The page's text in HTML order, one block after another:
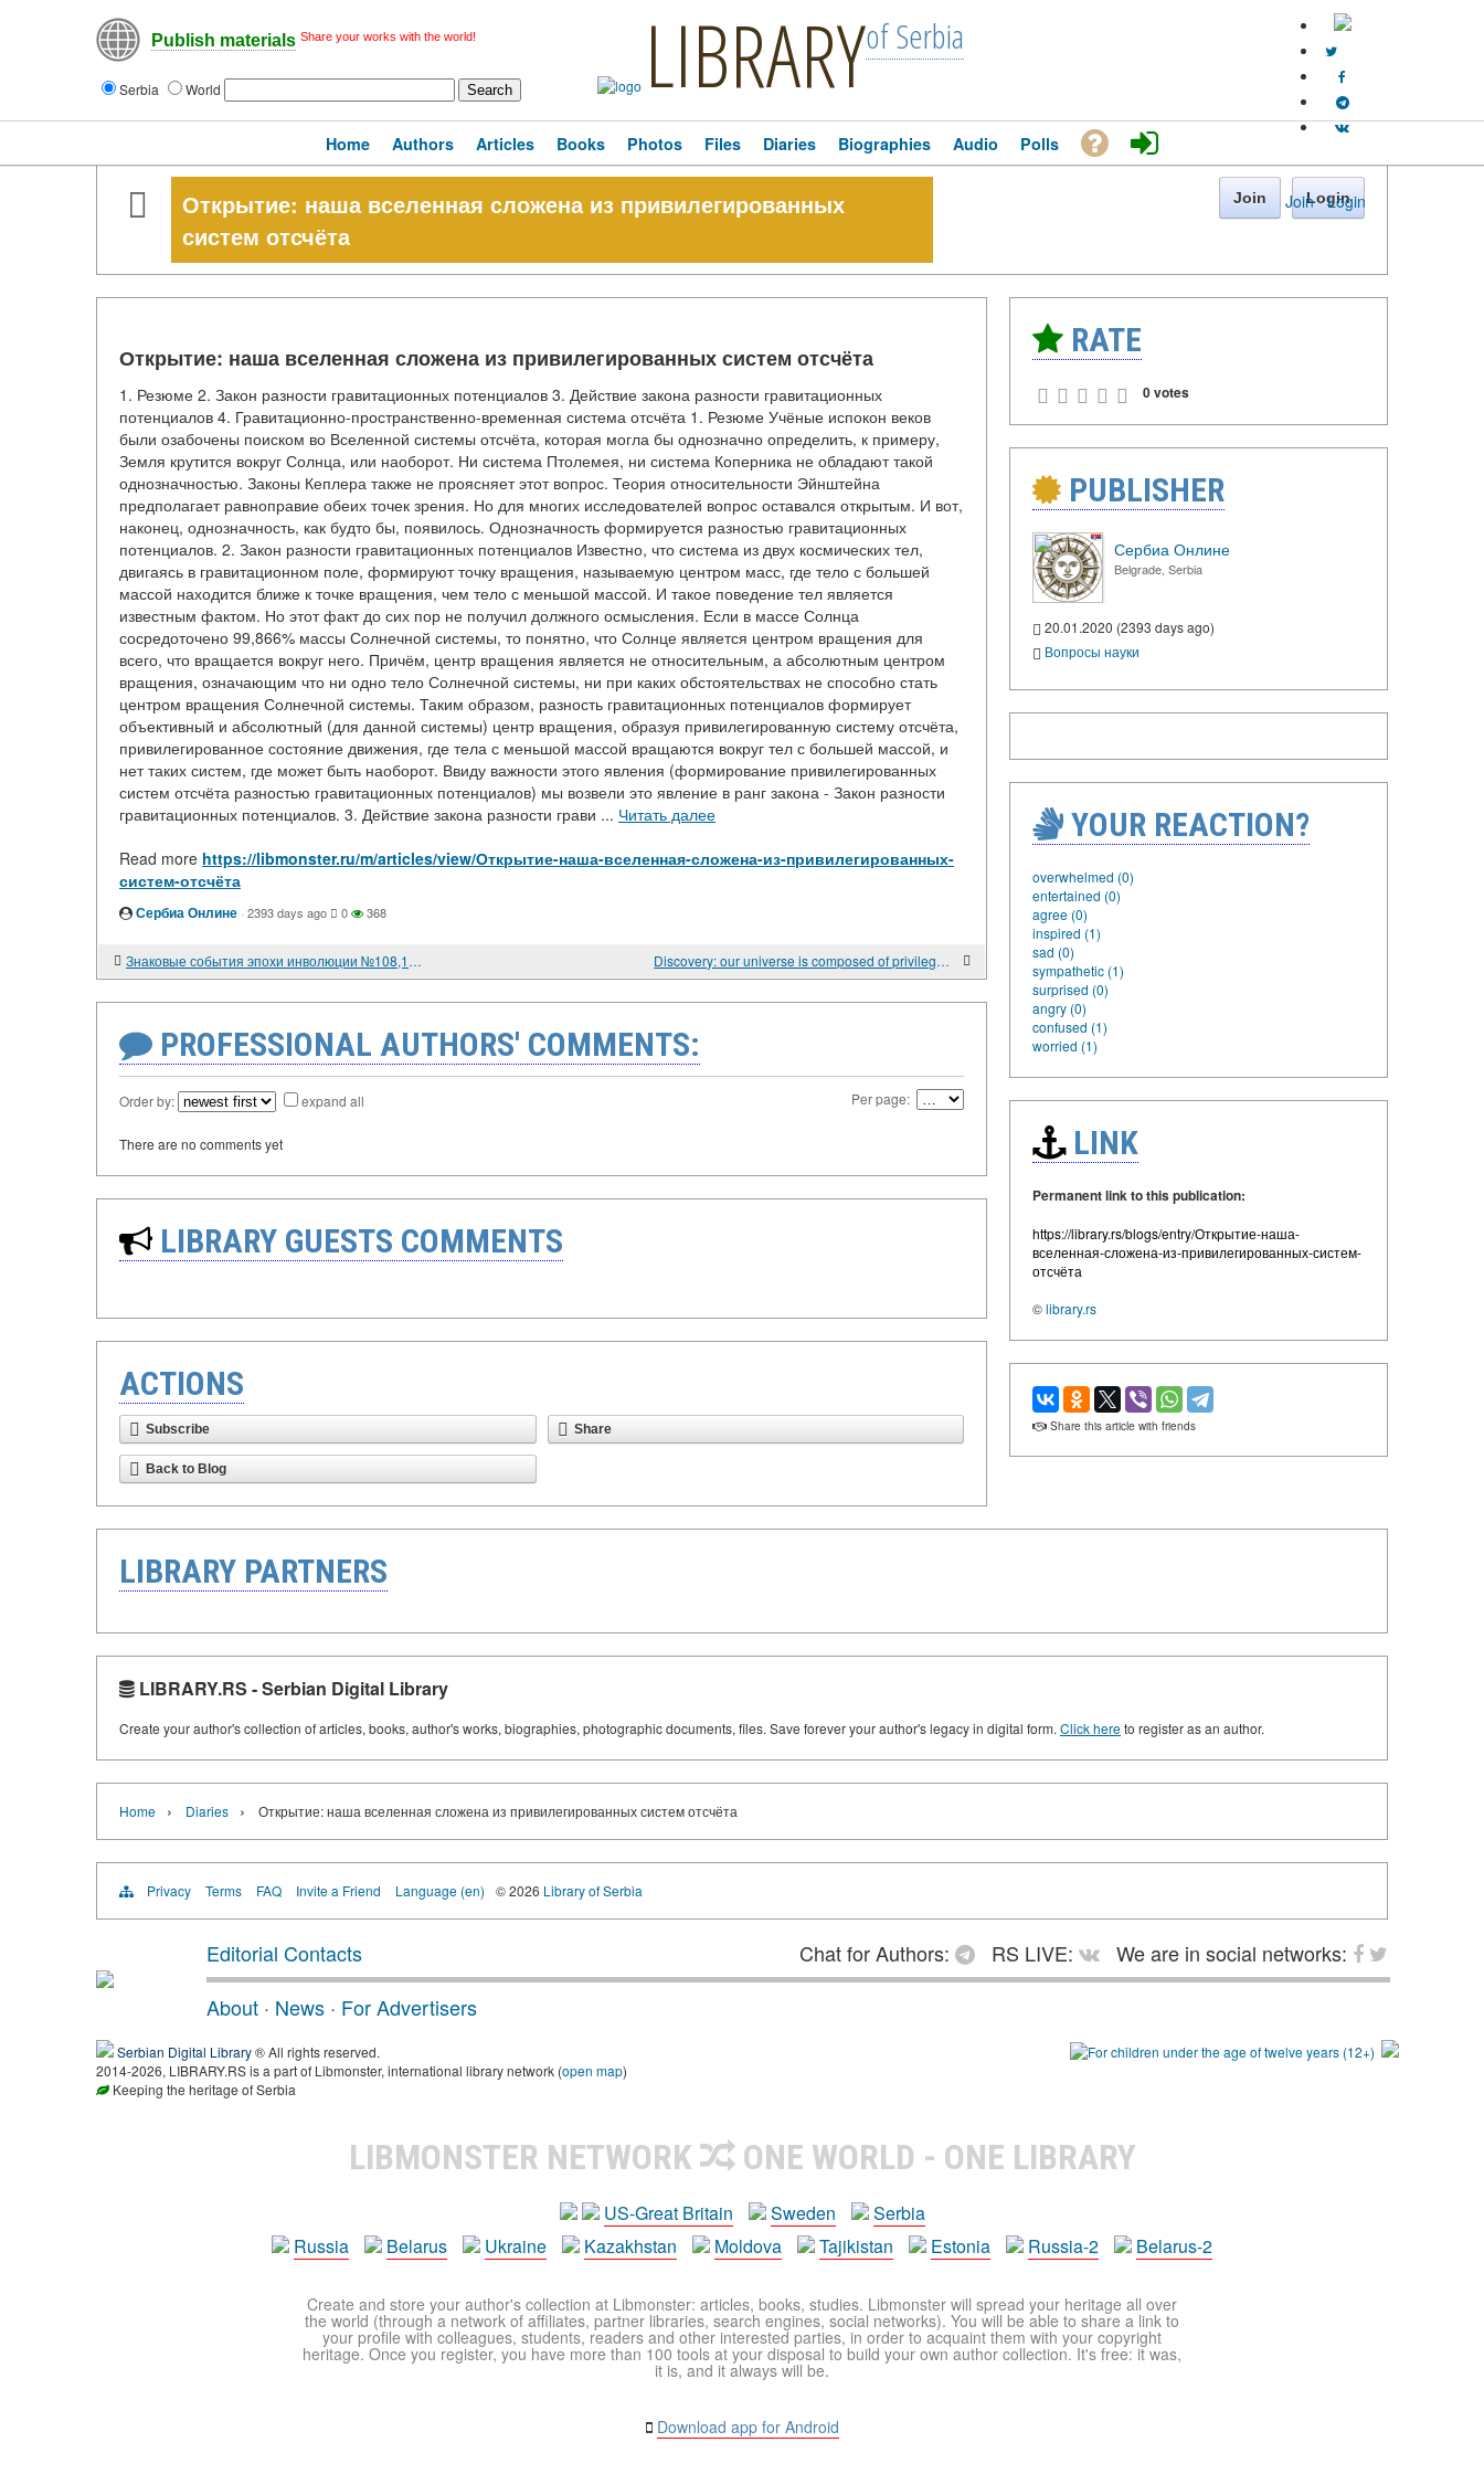
Publish materials Share your works with the world!
Serbia World LIBRARYof Serbia
Join · Login
Home Authors Articles Books Photos Files Diaries Biographies Audio Polls
Открытие: наша вселенная сложена из привилегированных
систем отсчёта
Join Login
Открытие: наша вселенная сложена из привилегированных систем отсчёта
1. Резюме 2. Закон разности гравитационных потенциалов 3. Действие закона разности гравитационных
потенциалов 4. Гравитационно-пространственно-временная система отсчёта 1. Резюме Учёные испокон веков
были озабочены поиском во Вселенной системы отсчёта, которая могла бы однозначно определить, к примеру,
Земля крутится вокруг Солнца, или наоборот. Ни система Птолемея, ни система Коперника не обладают такой
однозначностью. Законы Кеплера также не проясняет этот вопрос. Теория относительности Эйнштейна
предполагает равноправие обеих точек зрения. Но для многих исследователей вопрос оставался открытым. И вот,
наконец, однозначность, как будто бы, появилось. Однозначность формируется разностью гравитационных
потенциалов. 2. Закон разности гравитационных потенциалов Известно, что система из двух космических тел,
двигаясь в гравитационном поле, формируют точку вращения, называемую центром масс, где тело с большей
массой находится ближе к точке вращения, чем тело с меньшой массой. И такое поведение тел является
известным фактом. Но этот факт до сих пор не получил должного осмысления. Если в массе Солнца
сосредоточено 99,866% массы Солнечной системы, то понятно, что Солнце является центром вращения для
всего, что вращается вокруг него. Причём, центр вращения является не относительным, а абсолютным центром
вращения, означающим что ни одно тело Солнечной системы, ни при каких обстоятельствах не способно стать
центром вращения Солнечной системы. Таким образом, разность гравитационных потенциалов формирует
объективный и абсолютный (для данной системы) центр вращения, образуя привилегированную систему отсчёта,
привилегированное состояние движения, где тела с меньшой массой вращаются вокруг тел с большей массой, и
нет таких систем, где может быть наоборот. Ввиду важности этого явления (формирование привилегированных
систем отсчёта разностью гравитационных потенциалов) мы возвели это явление в ранг закона - Закон разности
гравитационных потенциалов. 3. Действие закона разности грави ... Читать далее
Read more https://libmonster.ru/m/articles/view/Открытие-наша-вселенная-сложена-из-привилегированных-
систем-отсчёта
Сербиа Онлине · 2393 days ago 0 368
Знаковые события эпохи инволюции №108,109,110. Discovery: our universe is composed of privileged reference systems
PROFESSIONAL AUTHORS' COMMENTS:
Order by: expand all Per page:
There are no comments yet
LIBRARY GUESTS COMMENTS
ACTIONS
Subscribe Share
Back to Blog
RATE
0 votes
PUBLISHER
Сербиа Онлине
Belgrade, Serbia
20.01.2020 (2393 days ago)
Вопросы науки
YOUR REACTION?
overwhelmed (0)
entertained (0)
agree (0)
inspired (1)
sad (0)
sympathetic (1)
surprised (0)
angry (0)
confused (1)
worried (1)
LINK
Permanent link to this publication:
https://library.rs/blogs/entry/Открытие-наша-
вселенная-сложена-из-привилегированных-систем-
отсчёта
©library.rs
Share this article with friends
LIBRARY PARTNERS
LIBRARY.RS - Serbian Digital Library
Create your author's collection of articles, books, author's works, biographies, photographic documents, files. Save forever your author's legacy in digital form. Click hereto register as an author.
Home › Diaries › Открытие: наша вселенная сложена из привилегированных систем отсчёта
Privacy Terms FAQ Invite a Friend Language (en) © 2026 Library of Serbia
Editorial Contacts Chat for Authors: RS LIVE:
We are in social networks:
About · News · For Advertisers
Serbian Digital Library® All rights reserved.
2014-2026, LIBRARY.RS is a part of Libmonster, international library network (open map)
Keeping the heritage of Serbia
LIBMONSTER NETWORK ONE WORLD - ONE LIBRARY
US-Great Britain Sweden
Serbia
Russia
Belarus Ukraine Kazakhstan Moldova Tajikistan Estonia Russia-2 Belarus-2
Create and store your author's collection at Libmonster: articles, books, studies. Libmonster will spread your heritage all over
the world (through a network of affiliates, partner libraries, search engines, social networks). You will be able to share a link to
your profile with colleagues, students, readers and other interested parties, in order to acquaint them with your copyright
heritage. Once you register, you have more than 100 tools at your disposal to build your own author collection. It's free: it was,
it is, and it always will be.
Download app for Android